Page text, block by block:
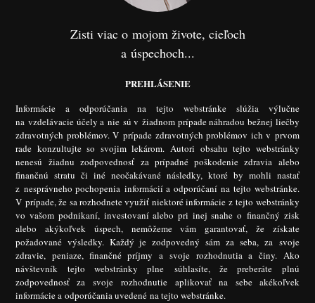
Zisti viac o mojom živote, cieľoch
a úspechoch...
PREHLÁSENIE
Informácie a odporúčania na tejto webstránke slúžia výlučne
na vzdelávacie účely a nie sú v žiadnom prípade náhradou bežnej liečby
zdravotných problémov. V prípade zdravotných problémov ich v prvom
rade konzultujte so svojim lekárom. Autori obsahu tejto webstránky
nenesú žiadnu zodpovednosť za prípadné poškodenie zdravia alebo
finančnú stratu či iné neočakávané následky, ktoré by mohli nastať
z nesprávneho pochopenia informácií a odporúčaní na tejto webstránke.
V prípade, že sa rozhodnete využiť niektoré informácie z tejto webstránky
vo vašom podnikaní, investovaní alebo pri inej snahe o finančný zisk
alebo akýkoľvek úspech, nemôžeme vám garantovať, že získate
požadované výsledky. Každý je zodpovedný sám za seba, za svoje
zdravie, peniaze, finančné príjmy a svoje rozhodnutia a činy. Ako
návštevník tejto webstránky plne súhlasíte, že preberáte plnú
zodpovednosť za svoje rozhodnutie aplikovať na sebe akékoľvek
informácie a odporúčania uvedené na tejto webstránke.